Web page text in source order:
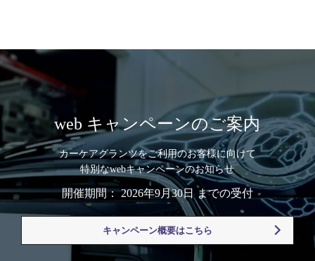
web キャンペーンのご案内
カーケアグランツをご利用のお客様に向けて
特別なwebキャンペーンのお知らせ
開催期間： 2026年9月30日 までの受付
キャンペーン概要はこちら